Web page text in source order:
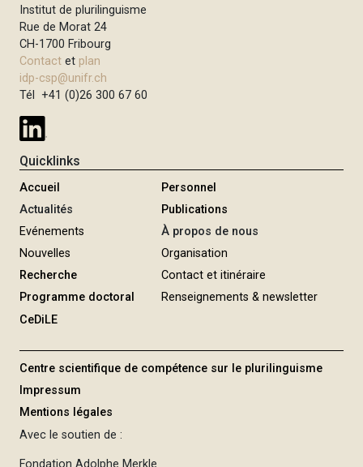
Institut de plurilinguisme
Rue de Morat 24
CH-1700 Fribourg
Contact et plan
idp-csp@unifr.ch
Tél +41 (0)26 300 67 60
Quicklinks
Accueil
Actualités
Evénements
Nouvelles
Recherche
Programme doctoral
CeDiLE
Personnel
Publications
À propos de nous
Organisation
Contact et itinéraire
Renseignements & newsletter
Centre scientifique de compétence sur le plurilinguisme
Impressum
Mentions légales
Avec le soutien de :
Fondation Adolphe Merkle